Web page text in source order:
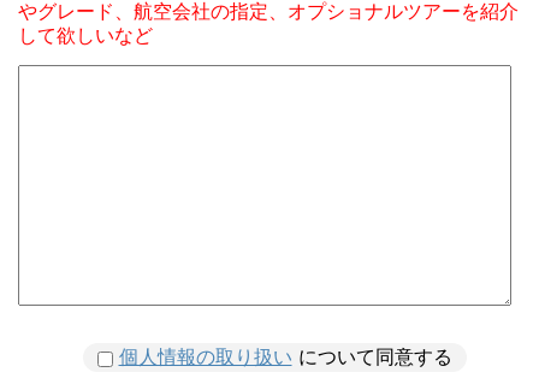
やグレード、航空会社の指定、オプショナルツアーを紹介
して欲しいなど
個人情報の取り扱い について同意する